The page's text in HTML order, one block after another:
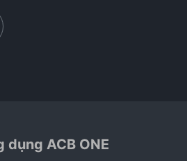
dụng ACB ONE